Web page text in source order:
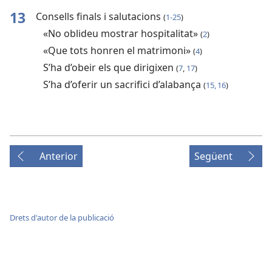
13 Consells finals i salutacions (1-25)
«No oblideu mostrar hospitalitat» (2)
«Que tots honren el matrimoni» (4)
S’ha d’obeir els que dirigixen (7, 17)
S’ha d’oferir un sacrifici d’alabança (15, 16)
Anterior Següent
Drets d'autor de la publicació